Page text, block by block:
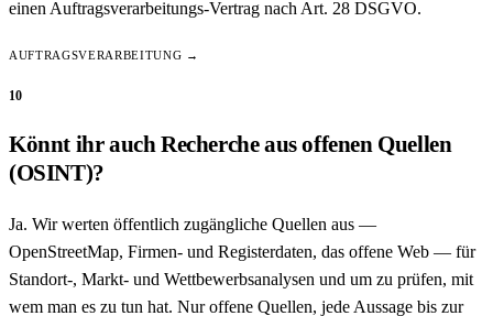
einen Auftragsverarbeitungs-Vertrag nach Art. 28 DSGVO.
AUFTRAGSVERARBEITUNG →
10
Könnt ihr auch Recherche aus offenen Quellen
(OSINT)?
Ja. Wir werten öffentlich zugängliche Quellen aus —
OpenStreetMap, Firmen- und Registerdaten, das offene Web — für
Standort-, Markt- und Wettbewerbsanalysen und um zu prüfen, mit
wem man es zu tun hat. Nur offene Quellen, jede Aussage bis zur